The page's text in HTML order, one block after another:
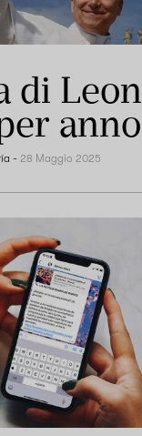
di
anno
-28 Maggio 2025